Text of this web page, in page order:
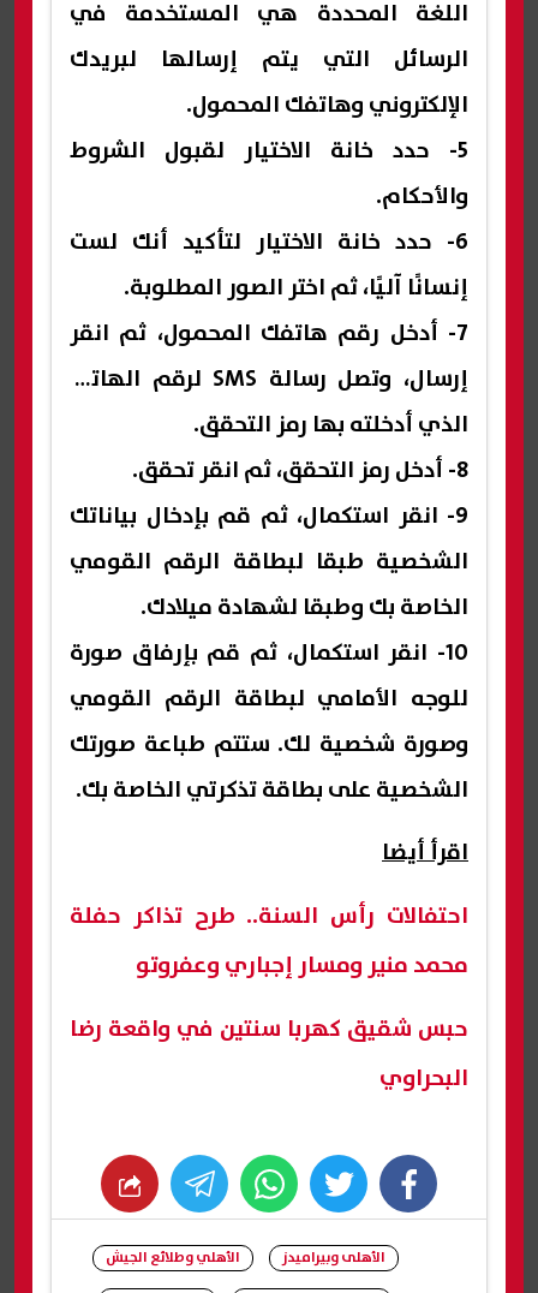
اللغة المحددة هي المستخدمة في
الرسائل التي يتم إرسالها لبريدك
الإلكتروني وهاتفك المحمول.
5- حدد خانة الاختيار لقبول الشروط
والأحكام.
6- حدد خانة الاختيار لتأكيد أنك لست
إنسانًا آليًا، ثم اختر الصور المطلوبة.
7- أدخل رقم هاتفك المحمول، ثم انقر
إرسال، وتصل رسالة SMS لرقم الهاتف
الذي أدخلته بها رمز التحقق.
8- أدخل رمز التحقق، ثم انقر تحقق.
9- انقر استكمال، ثم قم بإدخال بياناتك
الشخصية طبقا لبطاقة الرقم القومي
الخاصة بك وطبقا لشهادة ميلادك.
10- انقر استكمال، ثم قم بإرفاق صورة
للوجه الأمامي لبطاقة الرقم القومي
وصورة شخصية لك. ستتم طباعة صورتك
الشخصية على بطاقة تذكرتي الخاصة بك.
اقرأ أيضا
احتفالات رأس السنة.. طرح تذاكر حفلة
محمد منير ومسار إجباري وعفروتو
حبس شقيق كهربا سنتين في واقعة رضا
البحراوي
facebook
twitter
whats
الأهلى وبيراميدز
الأهلي وطلائع الجيش